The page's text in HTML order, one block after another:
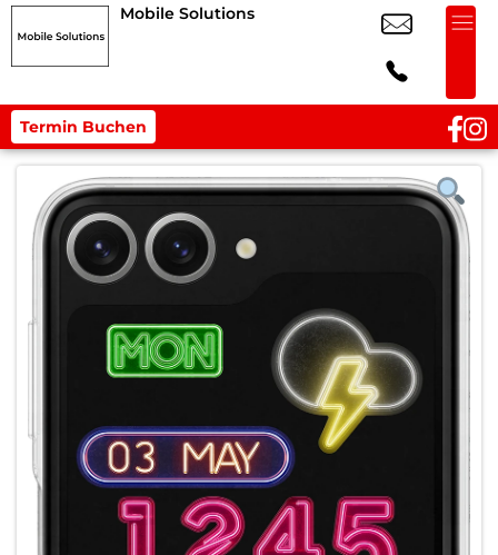
Mobile Solutions
Termin Buchen